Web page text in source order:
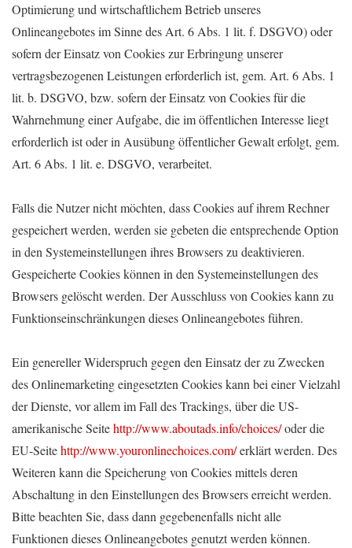
Optimierung und wirtschaftlichem Betrieb unseres
Onlineangebotes im Sinne des Art. 6 Abs. 1 lit. f. DSGVO) oder
sofern der Einsatz von Cookies zur Erbringung unserer
vertragsbezogenen Leistungen erforderlich ist, gem. Art. 6 Abs. 1
lit. b. DSGVO, bzw. sofern der Einsatz von Cookies für die
Wahrnehmung einer Aufgabe, die im öffentlichen Interesse liegt
erforderlich ist oder in Ausübung öffentlicher Gewalt erfolgt, gem.
Art. 6 Abs. 1 lit. e. DSGVO, verarbeitet.
Falls die Nutzer nicht möchten, dass Cookies auf ihrem Rechner
gespeichert werden, werden sie gebeten die entsprechende Option
in den Systemeinstellungen ihres Browsers zu deaktivieren.
Gespeicherte Cookies können in den Systemeinstellungen des
Browsers gelöscht werden. Der Ausschluss von Cookies kann zu
Funktionseinschränkungen dieses Onlineangebotes führen.
Ein genereller Widerspruch gegen den Einsatz der zu Zwecken
des Onlinemarketing eingesetzten Cookies kann bei einer Vielzahl
der Dienste, vor allem im Fall des Trackings, über die US-
amerikanische Seitehttp://www.aboutads.info/choices/oder die
EU-Seitehttp://www.youronlinechoices.com/erklärt werden. Des
Weiteren kann die Speicherung von Cookies mittels deren
Abschaltung in den Einstellungen des Browsers erreicht werden.
Bitte beachten Sie, dass dann gegebenenfalls nicht alle
Funktionen dieses Onlineangebotes genutzt werden können.